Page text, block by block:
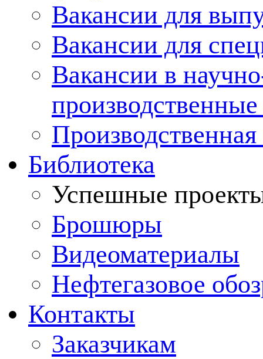
Вакансии для
Вакансии для
Вакансии в
Производственная
Библиотека
Успешные
Брошюры
Видеоматериалы
Нефтегазовое
Контакты
Заказчикам